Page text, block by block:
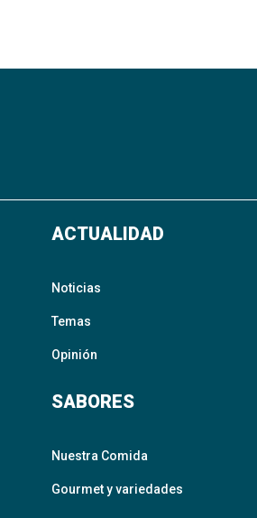
ACTUALIDAD
Noticias
Temas
Opinión
SABORES
Nuestra Comida
Gourmet y variedades